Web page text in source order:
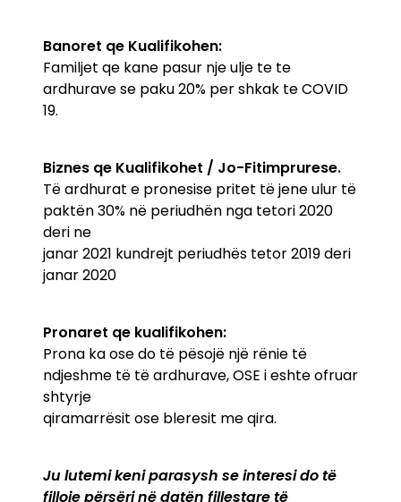
Banoret qe Kualifikohen:
Familjet qe kane pasur nje ulje te te
ardhurave se paku 20% per shkak te COVID
19.
Biznes qe Kualifikohet / Jo-Fitimprurese.
Të ardhurat e pronesise pritet të jene ulur të
paktën 30% në periudhën nga tetori 2020
deri ne
janar 2021 kundrejt periudhës tetor 2019 deri
janar 2020
Pronaret qe kualifikohen:
Prona ka ose do të pësojë një rënie të
ndjeshme të të ardhurave, OSE i eshte ofruar
shtyrje
qiramarrësit ose bleresit me qira.
Ju lutemi keni parasysh se interesi do të
filloje përsëri në datën fillestare të